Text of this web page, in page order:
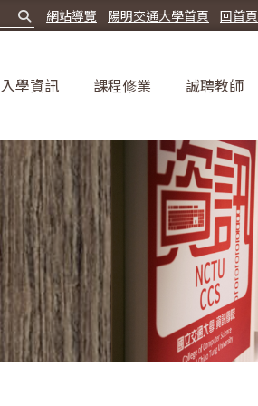
回首頁
陽明交通大學首頁
網站導覽
入學資訊 課程修業 誠聘教師